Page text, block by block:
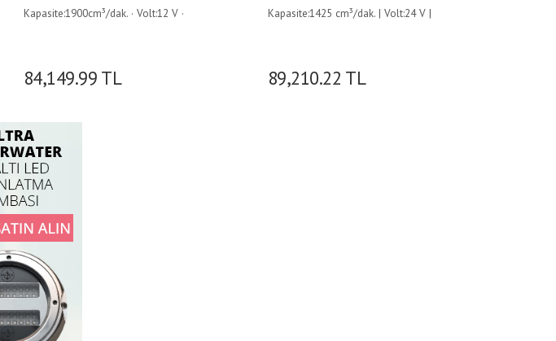
Kapasite:1900cm³/dak. · Volt:12 V ·
84,149.99 TL
Kapasite:1425 cm³/dak. | Volt:24 V |
89,210.22 TL